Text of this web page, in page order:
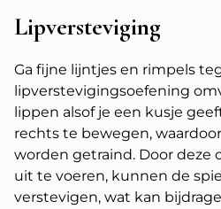
Lipversteviging
Ga fijne lijntjes en rimpels
lipverstevigingsoefening
lippen alsof je een kusje
rechts te bewegen,
worden getraind. Door deze
uit te voeren, kunnen de
verstevigen, wat kan